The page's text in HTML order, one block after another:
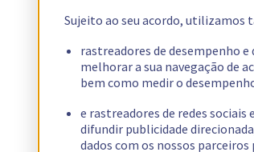
Sujeito ao seu acordo, utilizamos
rastreadores de desempenho
melhorar a sua navegação de
bem como medir o
e rastreadores de redes
difundir publicidade
dados com os nossos